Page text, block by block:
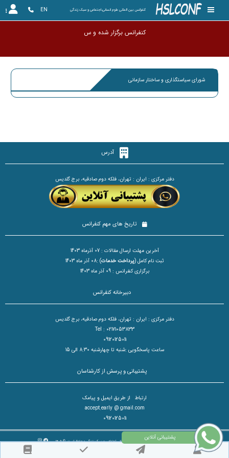
کنفرانس بین المللی علوم انسانی،اجتماعی و سبک زندگی EN
کنفرانس برگزار شد
شورای سیاستگذاری و ساختار سازمانی
آدرس
دفتر مرکزی : ایران : تهران، فلکه دوم صادقیه، برج گلدیس
تاریخ های مهم کنفرانس
آخرین مهلت ارسال مقالات : 07 آذرماه 1403
ثبت نام کامل (پرداخت خدمات) :08 آذر ماه 1403
برگزاری کنفرانس : 09 آذر ماه 1403
دبیرخانه کنفرانس
دفتر مرکزی : ایران : تهران، فلکه دوم صادقیه، برج گلدیس
Tel : 02171053833
09120125011
ساعت پاسخگویی :شنبه تا چهارشنبه 8:30 الی 15
پشتیبانی و پرسش از کارشناسان
ارتباط از طریق ایمیل و پیامک
accept.early @ gmail.com
09120125011
تمام حقوق مادی و معنوی برای کنفرانس بین المللی علوم انسانی،اجتماعی و سبک زندگی محفوظ است. © ۱۴۰۵
طراح سایت :